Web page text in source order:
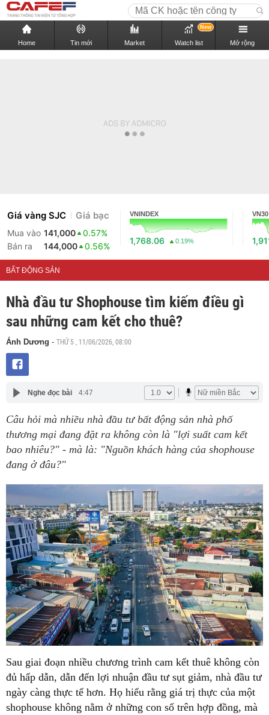
Home Tin mới Market Watch list
New
Mở rộng
Giá vàng SJC Giá bạc
Mua vào 141,000
0.57%
Bán ra
144,000 0.56%
VNINDEX
1,768.06 0.19%
VN30
BẤT ĐỘNG SẢN
Nhà đầu tư Shophouse tìm kiếm điều gì
sau những cam kết cho thuê?
Ánh Dương - THỨ 5 , 11/06/2026, 08:00
Nghe đọc bài 4:47
Câu hỏi mà nhiều nhà đầu tư bất động sản nhà phố
thương mại đang đặt ra không còn là "lợi suất cam kết
bao nhiêu?" - mà là: "Nguồn khách hàng của shophouse
đang ở đâu?"
Sau giai đoạn nhiều chương trình cam kết thuê không còn
đủ hấp dẫn, dẫn đến lợi nhuận đầu tư sụt giảm, nhà đầu tư
ngày càng thực tế hơn. Họ hiểu rằng giá trị thực của một
shophouse không nằm ở những con số trên hợp đồng, mà